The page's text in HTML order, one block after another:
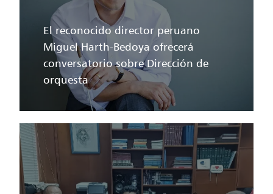
El reconocido director peruano
Miguel Harth-Bedoya ofrecerá
conversatorio sobre Dirección de
orquesta